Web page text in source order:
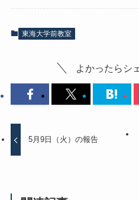
東海大学前教室
よかったらシ
5月9日（火）の報告